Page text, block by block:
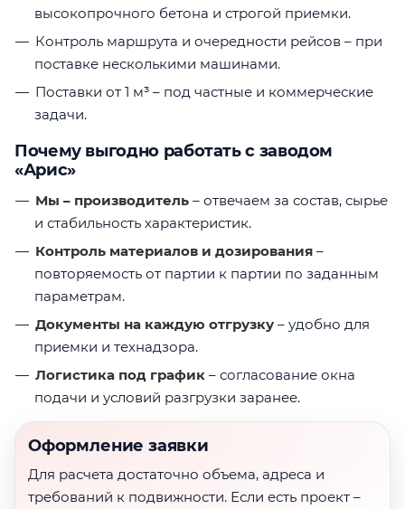
высокопрочного бетона и строгой приемки.
Контроль маршрута и очередности рейсов – при
поставке несколькими машинами.
Поставки от 1 м³ – под частные и коммерческие
задачи.
Почему выгодно работать с заводом
«Арис»
Мы – производитель – отвечаем за состав, сырье
и стабильность характеристик.
Контроль материалов и дозирования –
повторяемость от партии к партии по заданным
параметрам.
Документы на каждую отгрузку – удобно для
приемки и технадзора.
Логистика под график – согласование окна
подачи и условий разгрузки заранее.
Оформление заявки
Для расчета достаточно объема, адреса и
требований к подвижности. Если есть проект –